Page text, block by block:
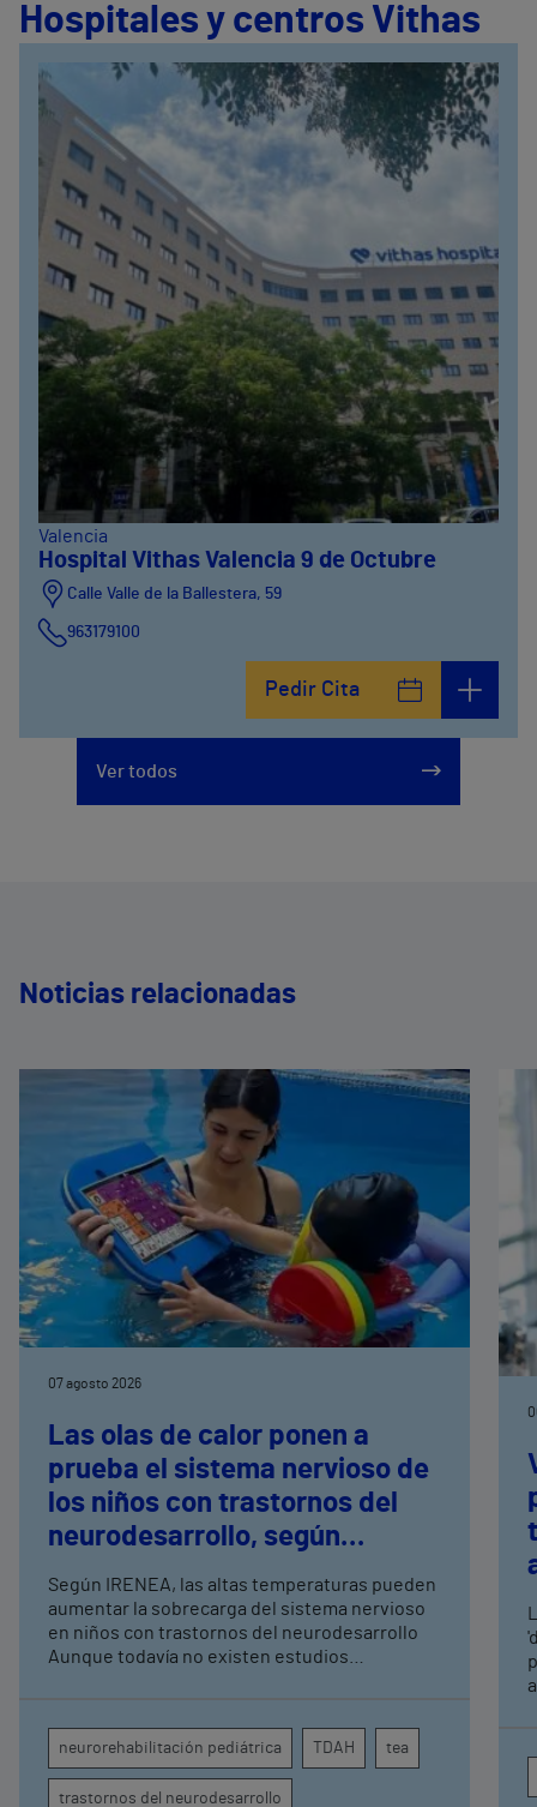
Hospitales y centros Vithas
Valencia
Hospital Vithas Valencia 9 de Octubre
Calle Valle de la Ballestera, 59
963179100
Pedir Cita
Ver todos
Noticias relacionadas
07 agosto 2026
Las olas de calor ponen a
prueba el sistema nervioso de
los niños con trastornos del
neurodesarrollo, según
neurorrehabilitación
pediátrica de Vithas
Según IRENEA, las altas temperaturas pueden
aumentar la sobrecarga del sistema nervioso
en niños con trastornos del neurodesarrollo
Aunque todavía no existen estudios
atención, la regulación emocional y la
conducta
neurorehabilitación pediátrica TDAH tea
trastornos del neurodesarrollo